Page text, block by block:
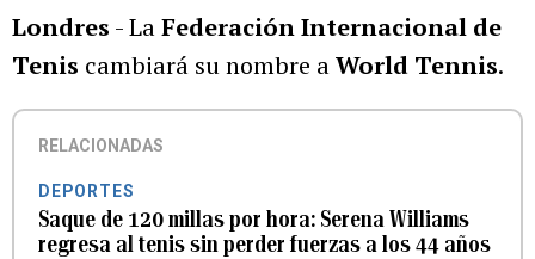
Londres - LaFederación Internacional de
Tenis cambiará su nombre aWorld Tennis.
RELACIONADAS
DEPORTES
Saque de 120 millas por hora: Serena Williams
regresa al tenis sin perder fuerzas a los 44 años